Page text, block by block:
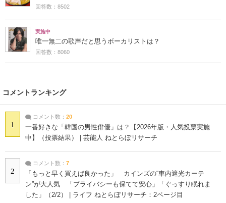
回答数：8502
実施中
唯一無二の歌声だと思うボーカリストは？
回答数：8060
コメントランキング
1
コメント数： 20
一番好きな「韓国の男性俳優」は？【2026年版・人気投票実施
中】（投票結果） | 芸能人 ねとらぼリサーチ
2
コメント数： 7
「もっと早く買えば良かった」 カインズの“車内遮光カーテ
ン”が大人気 「プライバシーも保てて安心」「ぐっすり眠れま
した」（2/2） | ライフ ねとらぼリサーチ：2ページ目